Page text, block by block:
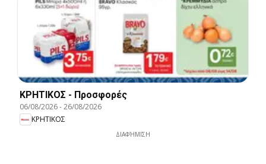
ΚΡΗΤΙΚΟΣ - Προσφορές
06/08/2026-26/08/2026
ΚΡΗΤΙΚΟΣ
ΔΙΑΦΉΜΙΣΗ